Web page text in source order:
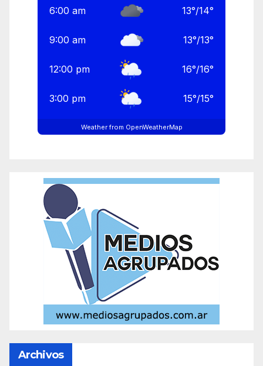
6:00 am 13°/14°
9:00 am 13°/13°
12:00 pm 16°/16°
3:00 pm 15°/15°
Weather from OpenWeatherMap
Archivos